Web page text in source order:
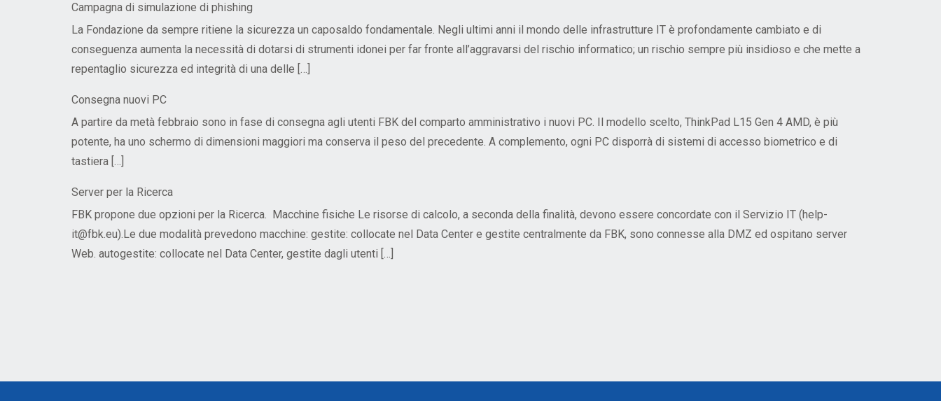
Campagna di simulazione di phishing
La Fondazione da sempre ritiene la sicurezza un caposaldo fondamentale. Negli ultimi anni il mondo delle infrastrutture IT è profondamente cambiato e di
conseguenza aumenta la necessità di dotarsi di strumenti idonei per far fronte all’aggravarsi del rischio informatico; un rischio sempre più insidioso e che mette a
repentaglio sicurezza ed integrità di una delle […]
Consegna nuovi PC
A partire da metà febbraio sono in fase di consegna agli utenti FBK del comparto amministrativo i nuovi PC. Il modello scelto, ThinkPad L15 Gen 4 AMD, è più
potente, ha uno schermo di dimensioni maggiori ma conserva il peso del precedente. A complemento, ogni PC disporrà di sistemi di accesso biometrico e di
tastiera […]
Server per la Ricerca
FBK propone due opzioni per la Ricerca. Macchine fisiche Le risorse di calcolo, a seconda della finalità, devono essere concordate con il Servizio IT (help-
it@fbk.eu).Le due modalità prevedono macchine: gestite: collocate nel Data Center e gestite centralmente da FBK, sono connesse alla DMZ ed ospitano server
Web. autogestite: collocate nel Data Center, gestite dagli utenti […]